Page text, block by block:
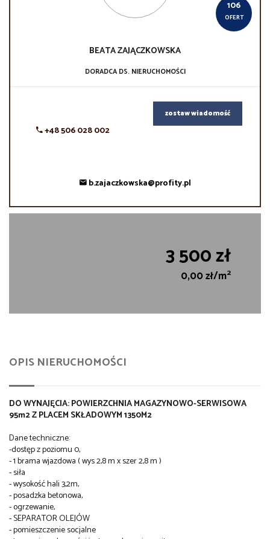
106
OFERT
BEATAZAJĄCZKOWSKA
DORADCA DS. NIERUCHOMOŚCI
+48 506 028 002
zostaw wiadomość
b.zajaczkowska@profity.pl
3 500 zł
0,00 zł/m2
OPIS NIERUCHOMOŚCI
DO WYNAJĘCIA: POWIERZCHNIA MAGAZYNOWO-SERWISOWA
95m2 Z PLACEM SKŁADOWYM 1350M2
Dane techniczne:
-dostęp z poziomu 0,
- 1 brama wjazdowa ( wys 2,8 m x szer 2,8 m )
- siła
- wysokość hali 3,2m,
- posadzka betonowa,
- ogrzewanie,
- SEPARATOR OLEJÓW
- pomieszczenie socjalne